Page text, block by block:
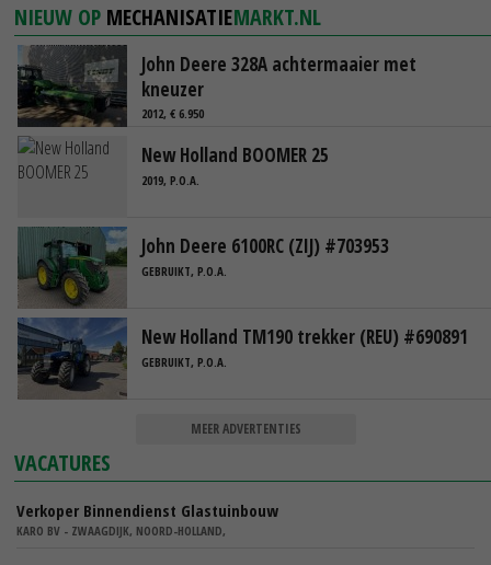
NIEUW OP MECHANISATIEMARKT.NL
John Deere 328A achtermaaier met
kneuzer
2012, € 6.950
New Holland BOOMER 25
2019, P.O.A.
John Deere 6100RC (ZIJ) #703953
GEBRUIKT, P.O.A.
New Holland TM190 trekker (REU) #690891
GEBRUIKT, P.O.A.
MEER ADVERTENTIES
VACATURES
Verkoper Binnendienst Glastuinbouw
KARO BV - ZWAAGDIJK, NOORD-HOLLAND,